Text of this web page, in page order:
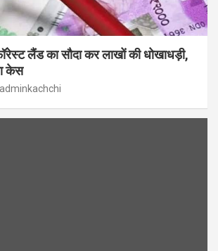
लैंड का सौदा कर लाखों की धोखाधड़ी,
केस
adminkachchi